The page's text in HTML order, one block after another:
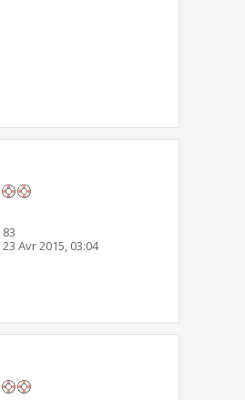
83
23 Avr 2015, 03:04